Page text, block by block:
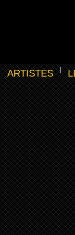
ARTISTES